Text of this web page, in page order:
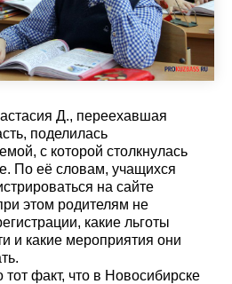
Д., переехавшая
поделилась
с которой столкнулась
По её словам, учащихся
на сайте
этом родителям не
какие льготы
и какие мероприятия они
факт, что в Новосибирске